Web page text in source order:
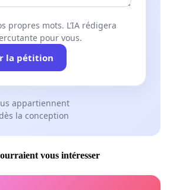
propres mots. L’IA rédigera
pour vous.
la pétition
appartiennent
la conception
vous intéresser